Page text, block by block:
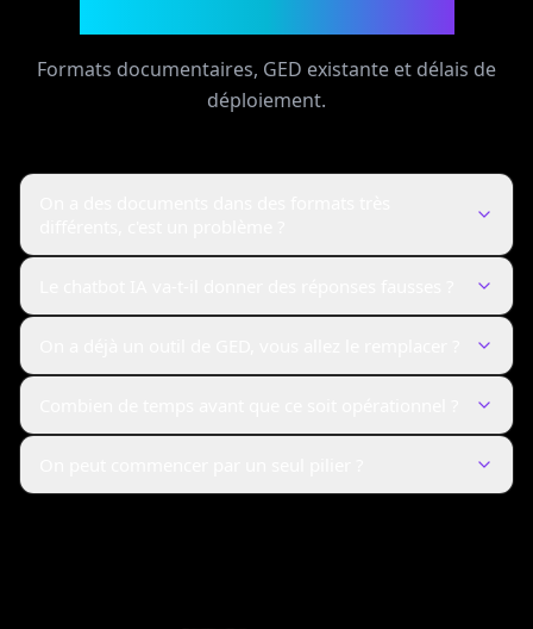
Formats documentaires, GED existante et délais de
déploiement.